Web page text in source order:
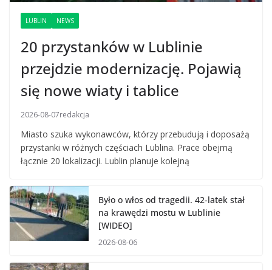
LUBLIN NEWS
20 przystanków w Lublinie
przejdzie modernizację. Pojawią
się nowe wiaty i tablice
2026-08-07redakcja
Miasto szuka wykonawców, którzy przebudują i doposażą
przystanki w różnych częściach Lublina. Prace obejmą
łącznie 20 lokalizacji. Lublin planuje kolejną
Było o włos od tragedii. 42-latek stał
na krawędzi mostu w Lublinie
[WIDEO]
2026-08-06